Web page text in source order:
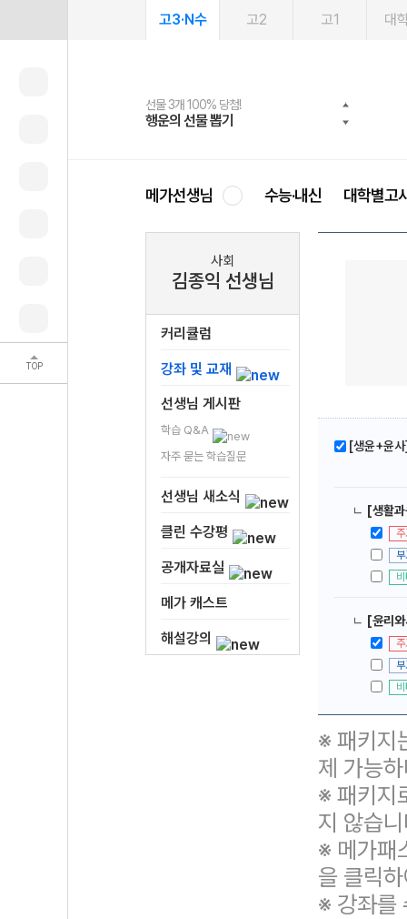
TOP
고3·N수 고2 고1 대
선물 3개 100% 당첨!
행운의 선물 뽑기
선물 100% 증정!
메가스터디 X 올리브
여름방학 스터디 캐시백
메가런 썸머스쿨
2027 러셀 단과
강사 공개선발
스마트러닝앱
설문 EVENT
메가패스
3일 무료 체험권
메가패스 수강생 무료혜택!
메가클럽 멤버십
사회공헌 캠페인
희망이룸 메가나눔
메가선생님 수능·내신 대학별고
사회
김종익 선생님
커리큘럼
강좌 및 교재
선생님 게시판
학습 Q&A
자주 묻는 학습질문
선생님 새소식
클린 수강평
공개자료실
메가 캐스트
해설강의
[생윤+윤
ㄴ [생활
ㄴ [윤리
※ 패키지
제 가능
※ 패키지
지 않습
※ 메가패
을 클릭
※ 강좌를